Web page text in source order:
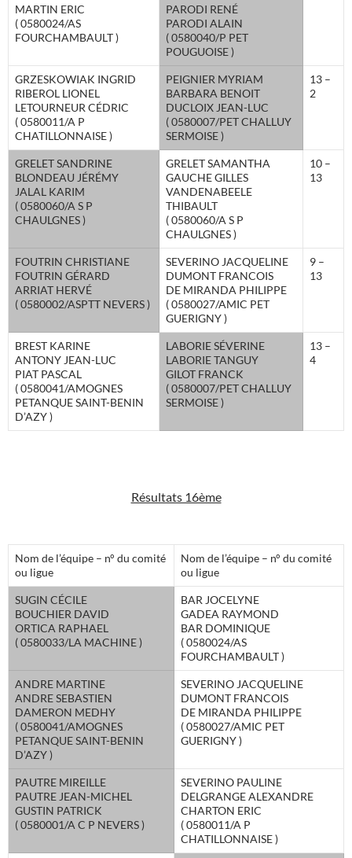
MARTIN ERIC
( 0580024/AS
FOURCHAMBAULT )
PARODI RENÉ
PARODI ALAIN
( 0580040/P PET
POUGUOISE )
GRZESKOWIAK INGRID
RIBEROL LIONEL
LETOURNEUR CÉDRIC
( 0580011/A P
CHATILLONNAISE )
PEIGNIER MYRIAM
BARBARA BENOIT
DUCLOIX JEAN-LUC
( 0580007/PET CHALLUY
SERMOISE )
13 –
2
GRELET SANDRINE
BLONDEAU JÉRÉMY
JALAL KARIM
( 0580060/A S P
CHAULGNES )
GRELET SAMANTHA
GAUCHE GILLES
VANDENABEELE
THIBAULT
( 0580060/A S P
CHAULGNES )
10 –
13
FOUTRIN CHRISTIANE
FOUTRIN GÉRARD
ARRIAT HERVÉ
( 0580002/ASPTT NEVERS )
SEVERINO JACQUELINE
DUMONT FRANCOIS
DE MIRANDA PHILIPPE
( 0580027/AMIC PET
GUERIGNY )
9 –
13
BREST KARINE
ANTONY JEAN-LUC
PIAT PASCAL
( 0580041/AMOGNES
PETANQUE SAINT-BENIN
D’AZY )
LABORIE SÉVERINE
LABORIE TANGUY
GILOT FRANCK
( 0580007/PET CHALLUY
SERMOISE )
13 –
4
Résultats 16ème
Nom de l’équipe – n° du comité
ou ligue
Nom de l’équipe – n° du comité
ou ligue
SUGIN CÉCILE
BOUCHIER DAVID
ORTICA RAPHAEL
( 0580033/LA MACHINE )
BAR JOCELYNE
GADEA RAYMOND
BAR DOMINIQUE
( 0580024/AS
FOURCHAMBAULT )
ANDRE MARTINE
ANDRE SEBASTIEN
DAMERON MEDHY
( 0580041/AMOGNES
PETANQUE SAINT-BENIN
D’AZY )
SEVERINO JACQUELINE
DUMONT FRANCOIS
DE MIRANDA PHILIPPE
( 0580027/AMIC PET
GUERIGNY )
PAUTRE MIREILLE
PAUTRE JEAN-MICHEL
GUSTIN PATRICK
( 0580001/A C P NEVERS )
SEVERINO PAULINE
DELGRANGE ALEXANDRE
CHARTON ERIC
( 0580011/A P
CHATILLONNAISE )